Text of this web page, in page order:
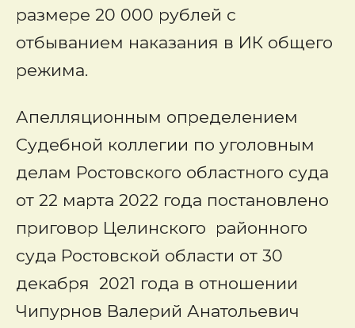
размере 20 000 рублей с
отбыванием наказания в ИК общего
режима.
Апелляционным определением
Судебной коллегии по уголовным
делам Ростовского областного суда
от 22 марта 2022 года постановлено
приговор Целинского районного
суда Ростовской области от 30
декабря 2021 года в отношении
Чипурнов Валерий Анатольевич